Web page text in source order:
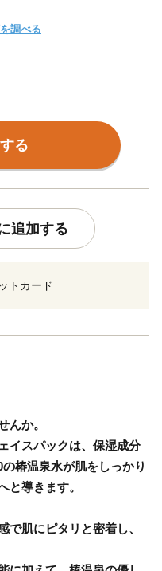
調べる
る
追加する
トカード
んか。
イスパックは、保湿成分
椿温泉水が肌をしっかり
と導きます。
で肌にピタリと密着し、